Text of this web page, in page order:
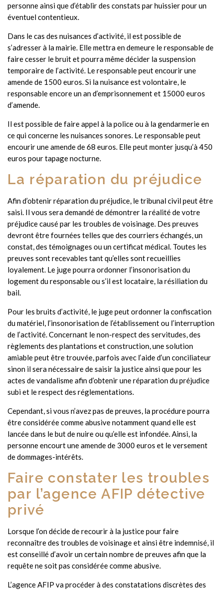
personne ainsi que d’établir des constats par huissier pour un
éventuel contentieux.
Dans le cas des nuisances d’activité, il est possible de
s’adresser à la mairie. Elle mettra en demeure le responsable de
faire cesser le bruit et pourra même décider la suspension
temporaire de l’activité. Le responsable peut encourir une
amende de 1500 euros. Si la nuisance est volontaire, le
responsable encore un an d’emprisonnement et 15000 euros
d’amende.
Il est possible de faire appel à la police ou à la gendarmerie en
ce qui concerne les nuisances sonores. Le responsable peut
encourir une amende de 68 euros. Elle peut monter jusqu’à 450
euros pour tapage nocturne.
La réparation du préjudice
Afin d’obtenir réparation du préjudice, le tribunal civil peut être
saisi. Il vous sera demandé de démontrer la réalité de votre
préjudice causé par les troubles de voisinage. Des preuves
devront être fournées telles que des courriers échangés, un
constat, des témoignages ou un certificat médical. Toutes les
preuves sont recevables tant qu’elles sont recueillies
loyalement. Le juge pourra ordonner l’insonorisation du
logement du responsable ou s’il est locataire, la résiliation du
bail.
Pour les bruits d’activité, le juge peut ordonner la confiscation
du matériel, l’insonorisation de l’établissement ou l’interruption
de l’activité. Concernant le non-respect des servitudes, des
règlements des plantations et construction, une solution
amiable peut être trouvée, parfois avec l’aide d’un conciliateur
sinon il sera nécessaire de saisir la justice ainsi que pour les
actes de vandalisme afin d’obtenir une réparation du préjudice
subi et le respect des réglementations.
Cependant, si vous n’avez pas de preuves, la procédure pourra
être considérée comme abusive notamment quand elle est
lancée dans le but de nuire ou qu’elle est infondée. Ainsi, la
personne encourt une amende de 3000 euros et le versement
de dommages-intérêts.
Faire constater les troubles
par l’agence AFIP détective
privé
Lorsque l’on décide de recourir à la justice pour faire
reconnaître des troubles de voisinage et ainsi être indemnisé, il
est conseillé d’avoir un certain nombre de preuves afin que la
requête ne soit pas considérée comme abusive.
L’agence AFIP va procéder à des constatations discrètes des